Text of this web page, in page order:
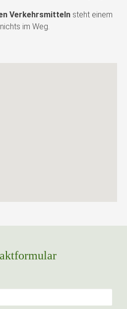
Verkehrsmitteln steht einem
im Weg.